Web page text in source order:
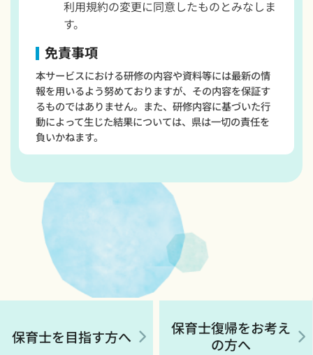
利用規約の変更に同意したものとみなしま
す。
免責事項
本サービスにおける研修の内容や資料等には最新の情
報を用いるよう努めておりますが、その内容を保証す
るものではありません。また、研修内容に基づいた行
動によって生じた結果については、県は一切の責任を
負いかねます。
保育士を目指す方へ
保育士復帰をお考え
の方へ